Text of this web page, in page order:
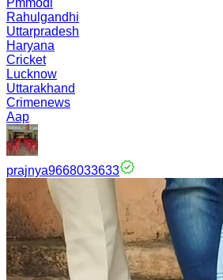
Pmmodi
Rahulgandhi
Uttarpradesh
Haryana
Cricket
Lucknow
Uttarakhand
Crimenews
Aap
prajnya9668033633